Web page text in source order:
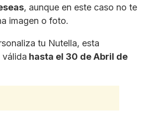
, aunque en este caso no te
imagen o foto.
tu Nutella, esta
válida hasta el 30 de Abril de